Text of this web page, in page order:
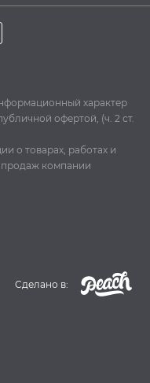
характер
офертой, (ч. 2 ст.
о товарах, работах и
продаж компании
Cделано в: